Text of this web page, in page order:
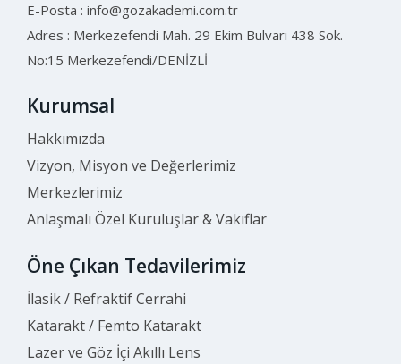
E-Posta : info@gozakademi.com.tr
Adres : Merkezefendi Mah. 29 Ekim Bulvarı 438 Sok.
No:15 Merkezefendi/DENİZLİ
Kurumsal
Hakkımızda
Vizyon, Misyon ve Değerlerimiz
Merkezlerimiz
Anlaşmalı Özel Kuruluşlar & Vakıflar
Öne Çıkan Tedavilerimiz
İlasik / Refraktif Cerrahi
Katarakt / Femto Katarakt
Lazer ve Göz İçi Akıllı Lens